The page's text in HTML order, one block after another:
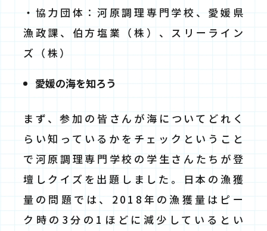
・協力団体：河原調理専門学校、愛媛県
漁政課、伯方塩業（株）、スリーライン
ズ（株）
愛媛の海を知ろう
まず、参加の皆さんが海についてどれく
らい知っているかをチェックということ
で河原調理専門学校の学生さんたちが登
壇しクイズを出題しました。日本の漁獲
量の問題では、2018年の漁獲量はピー
ク時の3分の1ほどに減少しているとい